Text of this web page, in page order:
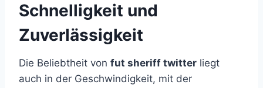
Schnelligkeit und
Zuverlässigkeit
Die Beliebtheit von fut sheriff twitter liegt
auch in der Geschwindigkeit, mit der